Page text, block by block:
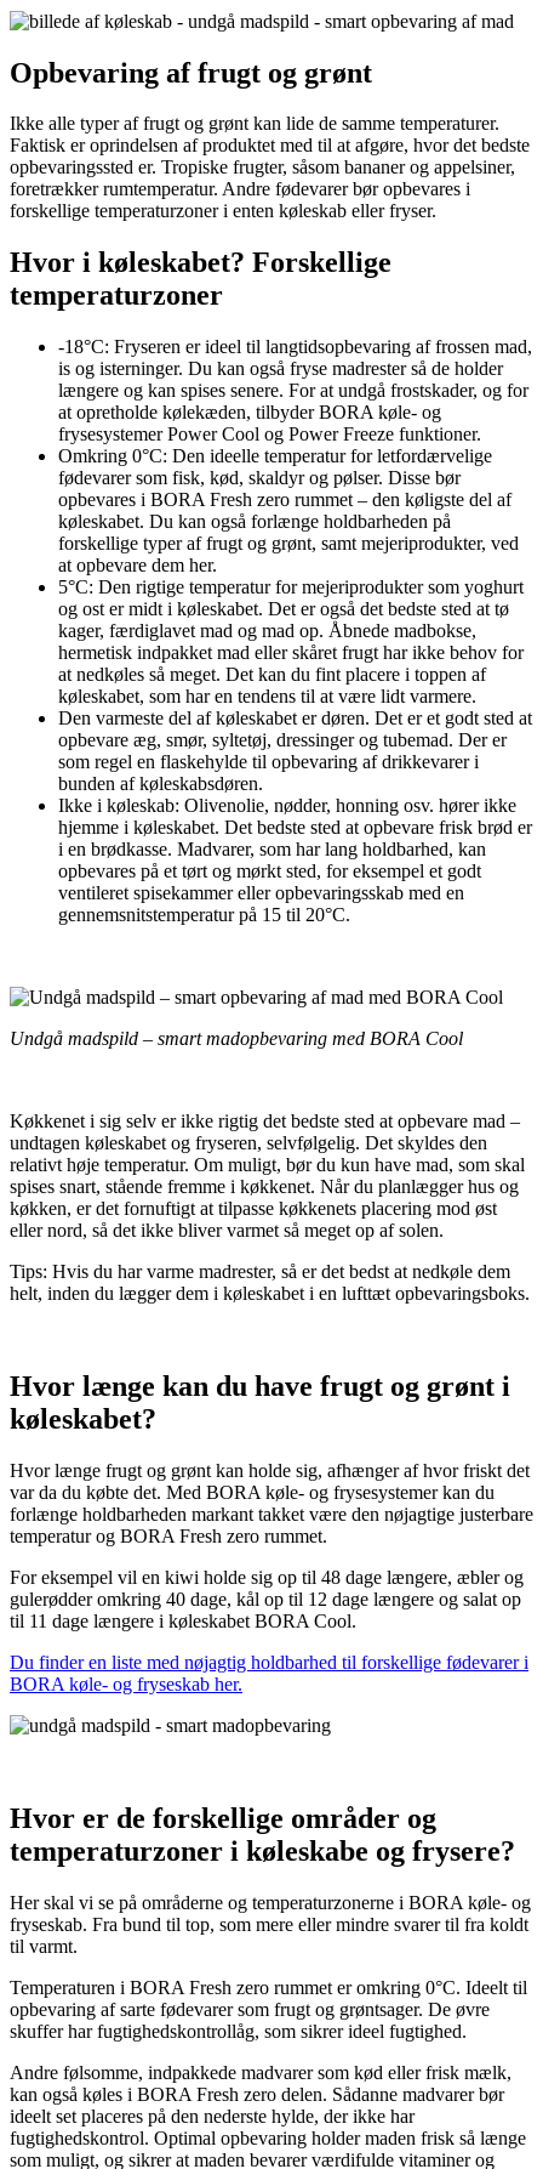
Opbevaring af frugt og grønt
Ikke alle typer af frugt og grønt kan lide de samme temperaturer.
Faktisk er oprindelsen af produktet med til at afgøre, hvor det bedste
opbevaringssted er. Tropiske frugter, såsom bananer og appelsiner,
foretrækker rumtemperatur. Andre fødevarer bør opbevares i
forskellige temperaturzoner i enten køleskab eller fryser.
Hvor i køleskabet? Forskellige
temperaturzoner
-18°C: Fryseren er ideel til langtidsopbevaring af frossen mad,
is og isterninger. Du kan også fryse madrester så de holder
længere og kan spises senere. For at undgå frostskader, og for
at opretholde kølekæden, tilbyder BORA køle- og
frysesystemer Power Cool og Power Freeze funktioner.
Omkring 0°C: Den ideelle temperatur for letfordærvelige
fødevarer som fisk, kød, skaldyr og pølser. Disse bør
opbevares i BORA Fresh zero rummet – den køligste del af
køleskabet. Du kan også forlænge holdbarheden på
forskellige typer af frugt og grønt, samt mejeriprodukter, ved
at opbevare dem her.
5°C: Den rigtige temperatur for mejeriprodukter som yoghurt
og ost er midt i køleskabet. Det er også det bedste sted at tø
kager, færdiglavet mad og mad op. Åbnede madbokse,
hermetisk indpakket mad eller skåret frugt har ikke behov for
at nedkøles så meget. Det kan du fint placere i toppen af
køleskabet, som har en tendens til at være lidt varmere.
Den varmeste del af køleskabet er døren. Det er et godt sted at
opbevare æg, smør, syltetøj, dressinger og tubemad. Der er
som regel en flaskehylde til opbevaring af drikkevarer i
bunden af køleskabsdøren.
Ikke i køleskab: Olivenolie, nødder, honning osv. hører ikke
hjemme i køleskabet. Det bedste sted at opbevare frisk brød er
i en brødkasse. Madvarer, som har lang holdbarhed, kan
opbevares på et tørt og mørkt sted, for eksempel et godt
ventileret spisekammer eller opbevaringsskab med en
gennemsnitstemperatur på 15 til 20°C.
Undgå madspild – smart madopbevaring med BORA Cool
Køkkenet i sig selv er ikke rigtig det bedste sted at opbevare mad –
undtagen køleskabet og fryseren, selvfølgelig. Det skyldes den
relativt høje temperatur. Om muligt, bør du kun have mad, som skal
spises snart, stående fremme i køkkenet. Når du planlægger hus og
køkken, er det fornuftigt at tilpasse køkkenets placering mod øst
eller nord, så det ikke bliver varmet så meget op af solen.
Tips: Hvis du har varme madrester, så er det bedst at nedkøle dem
helt, inden du lægger dem i køleskabet i en lufttæt opbevaringsboks.
Hvor længe kan du have frugt og grønt i
køleskabet?
Hvor længe frugt og grønt kan holde sig, afhænger af hvor friskt det
var da du købte det. Med BORA køle- og frysesystemer kan du
forlænge holdbarheden markant takket være den nøjagtige justerbare
temperatur og BORA Fresh zero rummet.
For eksempel vil en kiwi holde sig op til 48 dage længere, æbler og
gulerødder omkring 40 dage, kål op til 12 dage længere og salat op
til 11 dage længere i køleskabet BORA Cool.
Du finder en liste med nøjagtig holdbarhed til forskellige fødevarer i
BORA køle- og fryseskab her.
Hvor er de forskellige områder og
temperaturzoner i køleskabe og frysere?
Her skal vi se på områderne og temperaturzonerne i BORA køle- og
fryseskab. Fra bund til top, som mere eller mindre svarer til fra koldt
til varmt.
Temperaturen i BORA Fresh zero rummet er omkring 0°C. Ideelt til
opbevaring af sarte fødevarer som frugt og grøntsager. De øvre
skuffer har fugtighedskontrollåg, som sikrer ideel fugtighed.
Andre følsomme, indpakkede madvarer som kød eller frisk mælk,
kan også køles i BORA Fresh zero delen. Sådanne madvarer bør
ideelt set placeres på den nederste hylde, der ikke har
fugtighedskontrol. Optimal opbevaring holder maden frisk så længe
som muligt, og sikrer at maden bevarer værdifulde vitaminer og